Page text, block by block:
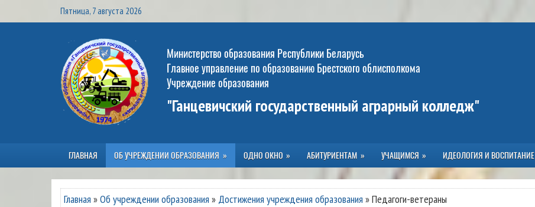
Пятница, 7 августа 2026
Министерство образования Республики Беларусь
Главное управление по образованию Брестского облисполкома
Учреждение образования
"Ганцевичский государственный аграрный колледж"
ГЛАВНАЯ ОБ УЧРЕЖДЕНИИ ОБРАЗОВАНИЯ ОДНО ОКНО АБИТУРИЕНТАМ УЧАЩИМСЯ ИДЕОЛОГИЯ И ВОСПИТАНИЕ
Главная »Об учреждении образования » Достижения учреждения образования »Педагоги-ветераны